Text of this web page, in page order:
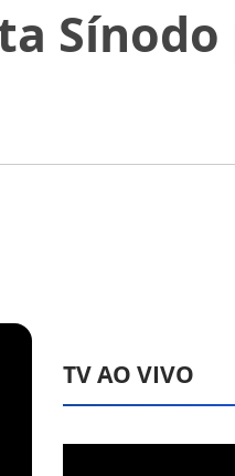
Sínodo
TV AO VIVO